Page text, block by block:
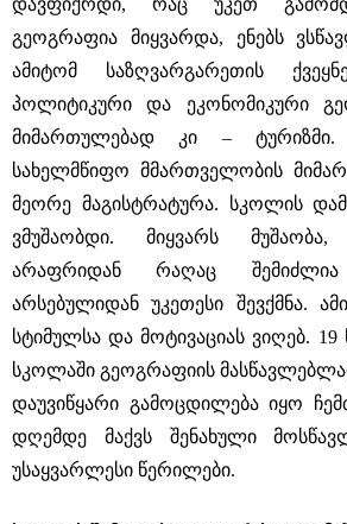
დავფიქრდი, რაც უკეთ
გეოგრაფია მიყვარდა, ენებს
ამიტომ საზღვარგარეთის
პოლიტიკური და ეკონომიკური
მიმართულებად კი ‒ ტურიზმი.
სახელმწიფო მმართველობის
მეორე მაგისტრატურა. სკოლის
ვმუშაობდი. მიყვარს
არაფრიდან რაღაც
არსებულიდან უკეთესი შევქმნა.
სტიმულსა და მოტივაციას ვიღებ.
სკოლაში გეოგრაფიის
დაუვიწყარი გამოცდილება იყო
დღემდე მაქვს შენახული
უსაყვარლესი წერილები.